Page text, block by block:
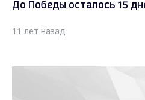
До Победы осталось 15
11 лет назад